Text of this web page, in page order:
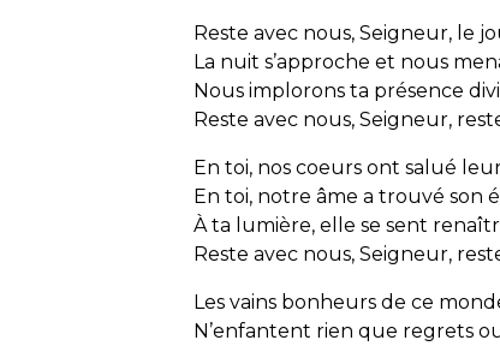
Reste avec nous, Seigneur, le
La nuit s’approche et nous
Nous implorons ta présence
Reste avec nous, Seigneur,
En toi, nos coeurs ont salué
En toi, notre âme a trouvé son
À ta lumière, elle se sent
Reste avec nous, Seigneur,
Les vains bonheurs de ce
N’enfantent rien que regrets